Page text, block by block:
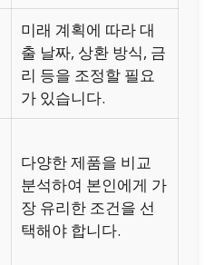
미래 계획에 따라 대
출 날짜, 상환 방식, 금
리 등을 조정할 필요
가 있습니다.
다양한 제품을 비교
분석하여 본인에게 가
장 유리한 조건을 선
택해야 합니다.